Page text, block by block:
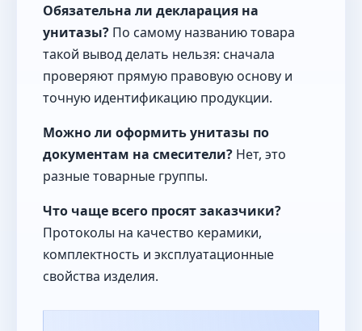
Обязательна ли декларация на
унитазы? По самому названию товара
такой вывод делать нельзя: сначала
проверяют прямую правовую основу и
точную идентификацию продукции.
Можно ли оформить унитазы по
документам на смесители? Нет, это
разные товарные группы.
Что чаще всего просят заказчики?
Протоколы на качество керамики,
комплектность и эксплуатационные
свойства изделия.